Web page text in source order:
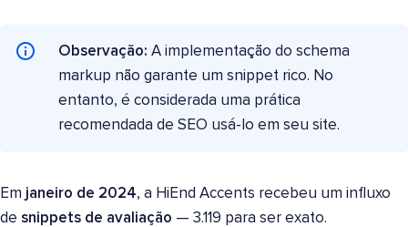
Observação: A implementação do schema
markup não garante um snippet rico. No
entanto, é considerada uma prática
recomendada de SEO usá-lo em seu site.
Em janeiro de 2024, a HiEnd Accents recebeu um influxo
de snippets de avaliação — 3.119 para ser exato.